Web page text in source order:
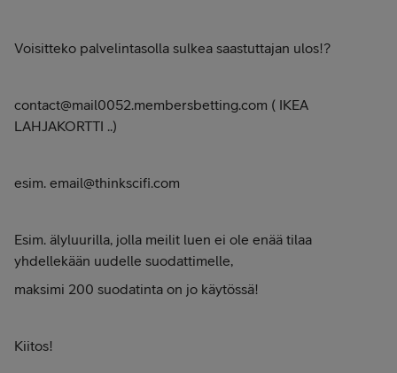
Voisitteko palvelintasolla sulkea saastuttajan ulos!?
contact@mail0052.membersbetting.com ( IKEA
LAHJAKORTTI ..)
esim. email@thinkscifi.com
Esim. älyluurilla, jolla meilit luen ei ole enää tilaa
yhdellekään uudelle suodattimelle,
maksimi 200 suodatinta on jo käytössä!
Kiitos!